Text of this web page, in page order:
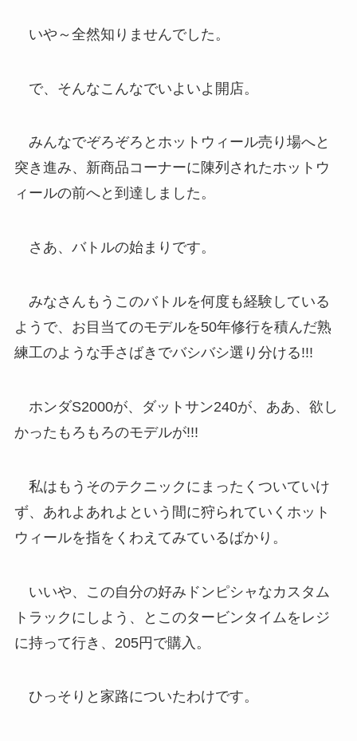
いや～全然知りませんでした。
で、そんなこんなでいよいよ開店。
みんなでぞろぞろとホットウィール売り場へと
突き進み、新商品コーナーに陳列されたホットウ
ィールの前へと到達しました。
さあ、バトルの始まりです。
みなさんもうこのバトルを何度も経験している
ようで、お目当てのモデルを50年修行を積んだ熟
練工のような手さばきでバシバシ選り分ける!!!
ホンダS2000が、ダットサン240が、ああ、欲し
かったもろもろのモデルが!!!
私はもうそのテクニックにまったくついていけ
ず、あれよあれよという間に狩られていくホット
ウィールを指をくわえてみているばかり。
いいや、この自分の好みドンピシャなカスタム
トラックにしよう、とこのタービンタイムをレジ
に持って行き、205円で購入。
ひっそりと家路についたわけです。